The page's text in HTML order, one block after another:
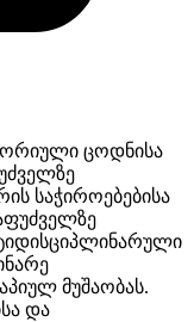
ცოდნისა
საჭიროებებისა
მუშაობას.
და